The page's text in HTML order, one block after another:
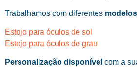
Trabalhamos com diferentes
Estojo para óculos de sol
Estojo para óculos de grau
Personalização disponível com a